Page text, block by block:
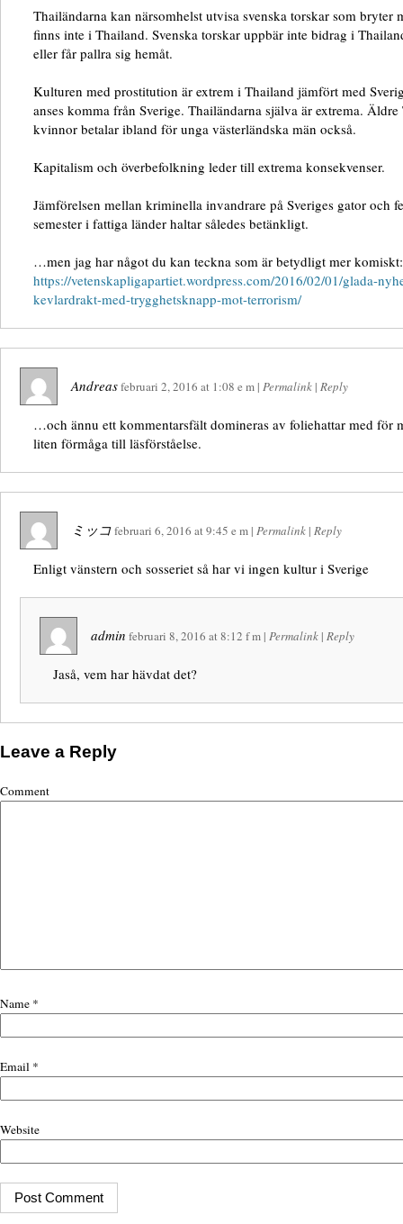
Thailändarna kan närsomhelst utvisa svenska torskar som bryter
finns inte i Thailand. Svenska torskar uppbär inte bidrag i
eller får pallra sig hemåt.
Kulturen med prostitution är extrem i Thailand jämfört med
anses komma från Sverige. Thailändarna själva är extrema.
kvinnor betalar ibland för unga västerländska män också.
Kapitalism och överbefolkning leder till extrema konsekvenser.
Jämförelsen mellan kriminella invandrare på Sveriges gator och
semester i fattiga länder haltar således betänkligt.
…men jag har något du kan teckna som är betydligt mer komiskt:
https://vetenskapligapartiet.wordpress.com/2016/02/01/glada-
kevlardrakt-med-trygghetsknapp-mot-terrorism/
Andreasfebruari 2, 2016 at 1:08 e m | Permalink | Reply
…och ännu ett kommentarsfält domineras av foliehattar med för
liten förmåga till läsförståelse.
ミッコfebruari 6, 2016 at9:45 e m | Permalink | Reply
Enligt vänstern och sosseriet så har vi ingen kultur i Sverige
admin februari 8, 2016 at8:12 f m | Permalink | Reply
Jaså, vem har hävdat det?
Leave a Reply
Comment
Name *
Email *
Website